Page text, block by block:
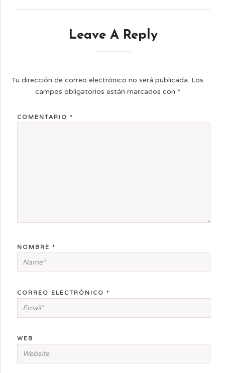
Leave A Reply
Tu dirección de correo electrónico no será publicada. Los
campos obligatorios están marcados con *
COMENTARIO *
NOMBRE *
CORREO ELECTRÓNICO *
WEB